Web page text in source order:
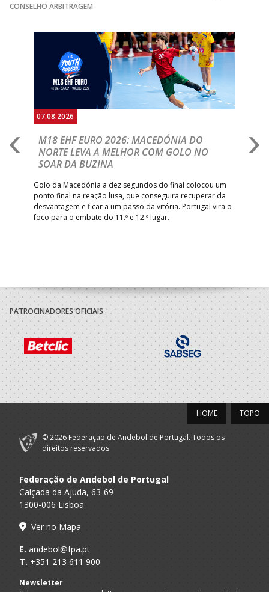
CONSELHO ARBITRAGEM
07.08.2026
M18 EHF EURO 2026: MACEDÓNIA DO
NORTE LEVA A MELHOR COM GOLO NO
SOAR DA BUZINA
Golo da Macedónia a dez segundos do final colocou um
ponto final na reação lusa, que conseguira recuperar da
desvantagem e ficar a um passo da vitória. Portugal vira o
foco para o embate do 11.º e 12.º lugar.
PATROCINADORES OFICIAIS
TOPO
HOME
© 2026 Federação de Andebol de Portugal. Todos os
direitos reservados.
Federação de Andebol de Portugal
Calçada da Ajuda, 63-69
1300-006 Lisboa
Ver no Mapa
E. andebol@fpa.pt
T. +351 213 611 900
Newsletter